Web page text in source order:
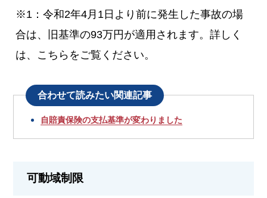
※1：令和2年4月1日より前に発生した事故の場
合は、旧基準の93万円が適用されます。詳しく
は、こちらをご覧ください。
合わせて読みたい関連記事
自賠責保険の支払基準が変わりました
可動域制限